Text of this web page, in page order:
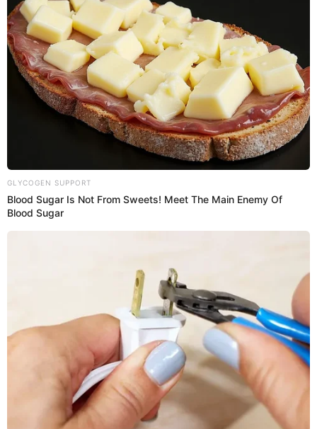
Pedro Suárez Vertiz se manifestó para aclarar el tema sobre las
regalías que no recibió de la película 'Asu Mare'.
El Popular
Pedro Suárez Vértiz
Tongo no tiene seguro privado y espera que el
Tongo se encuentra mal de salud y espera que autoridades lo
ayuden para no poder morir.
Tongo